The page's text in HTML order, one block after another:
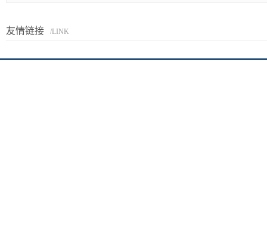
友情链接 /LINK